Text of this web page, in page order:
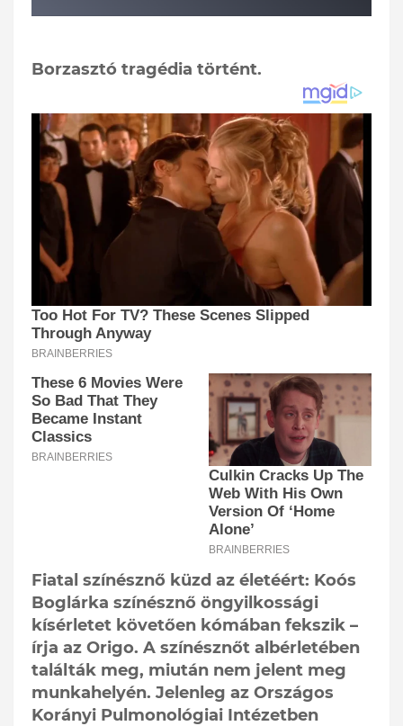
Borzasztó tragédia történt.
Fiatal színésznő küzd az életéért: Koós
Boglárka színésznő öngyilkossági
kísérletet követően kómában fekszik –
írja az Origo. A színésznőt albérletében
találták meg, miután nem jelent meg
munkahelyén. Jelenleg az Országos
Korányi Pulmonológiai Intézetben